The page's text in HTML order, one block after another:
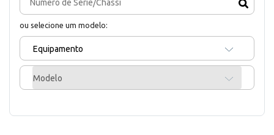
ou selecione um modelo:
Equipamento
Modelo